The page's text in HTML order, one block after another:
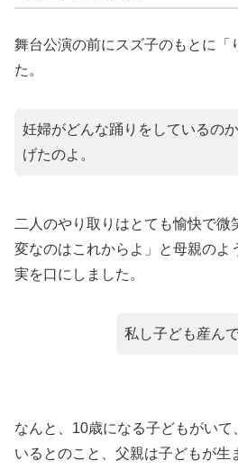
舞台公演の前にスズ子のもとに「
た。
妊婦がどんな踊りをしているの
げたのよ。
二人のやり取りはとても愉快で微
変なのはこれからよ」と母親のよ
実を口にしました。
私し子ども産ん
なんと、10歳になる子どもがいて
いるとのこと、父親は子どもが生